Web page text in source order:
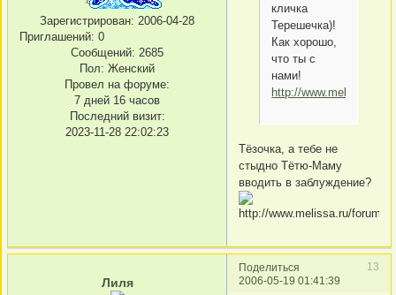
Зарегистрирован: 2006-04-28
Приглашений: 0
Сообщений: 2685
Пол: Женский
Провел на форуме:
7 дней 16 часов
Последний визит:
2023-11-28 22:02:23
кличка
Терешечка)!
Как хорошо,
что ты с
нами!
http://www.melissa.ru/
Тёзочка, а тебе не
стыдно Тётю-Маму
вводить в заблуждение?
Поделиться
13
2006-05-19 01:41:39
Лиля